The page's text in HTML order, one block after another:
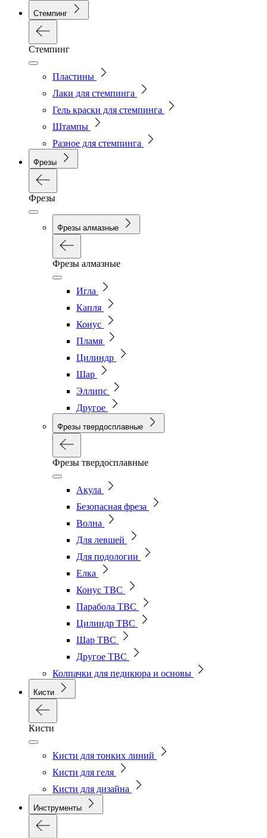
Стемпинг
Стемпинг
Пластины
Лаки для стемпинга
Гель краски для стемпинга
Штампы
Разное для стемпинга
Фрезы
Фрезы
Фрезы алмазные
Фрезы алмазные
Игла
Капля
Конус
Пламя
Цилиндр
Шар
Эллипс
Другое
Фрезы твердосплавные
Фрезы твердосплавные
Акула
Безопасная фреза
Волна
Для левшей
Для подологии
Елка
Конус ТВС
Парабола ТВС
Цилиндр ТВС
Шар ТВС
Другое ТВС
Колпачки для педикюра и основы
Кисти
Кисти
Кисти для тонких линий
Кисти для геля
Кисти для дизайна
Инструменты